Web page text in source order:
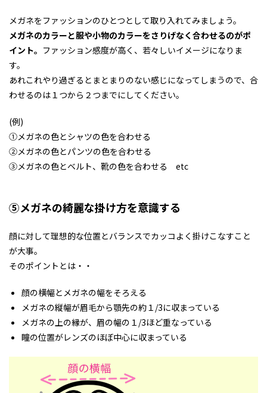
メガネをファッションのひとつとして取り入れてみましょう。
メガネのカラーと服や小物のカラーをさりげなく合わせるのがポ
イント。 ファッション感度が高く、若々しいイメージになりま
す。
あれこれやり過ぎるとまとまりのない感じになってしまうので、合
わせるのは１つから２つまでにしてください。
(例)
①メガネの色とシャツの色を合わせる
②メガネの色とパンツの色を合わせる
③メガネの色とベルト、靴の色を合わせる etc
⑤メガネの綺麗な掛け方を意識する
顔に対して理想的な位置とバランスでカッコよく掛けこなすこと
が大事。
そのポイントとは・・
顔の横幅とメガネの幅をそろえる
メガネの縦幅が眉毛から顎先の約１/3に収まっている
メガネの上の縁が、眉の幅の１/3ほど重なっている
瞳の位置がレンズのほぼ中心に収まっている